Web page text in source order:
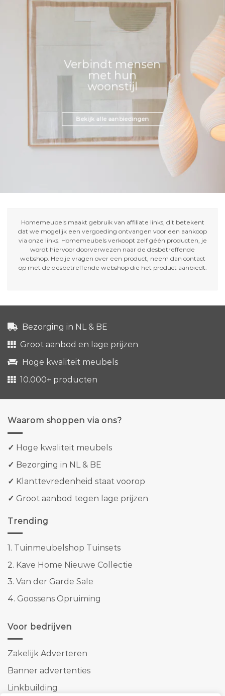
Verbindt mensen
met hun
woonstijl
Bekijk alle aanbiedingen
Homemeubels maakt gebruik van affiliate links, dit betekent
dat we mogelijk een vergoeding ontvangen voor een aankoop
via onze links. Homemeubels verkoopt zelf géén producten, je
wordt hiervoor doorverwezen naar de desbetreffende
webshop. Heb je vragen over een product, neem dan contact
op met de desbetreffende webshop die het product aanbiedt.
Bezorging in NL & BE
Groot aanbod en lage prijzen
Hoge kwaliteit meubels
10.000+ producten
Waarom shoppen via ons?
✓ Hoge kwaliteit meubels
✓ Bezorging in NL & BE
✓ Klanttevredenheid staat voorop
✓ Groot aanbod tegen lage prijzen
Trending
1. Tuinmeubelshop Tuinsets
2. Kave Home Nieuwe Collectie
3. Van der Garde Sale
4. Goossens Opruiming
Voor bedrijven
Zakelijk Adverteren
Banner advertenties
Linkbuilding